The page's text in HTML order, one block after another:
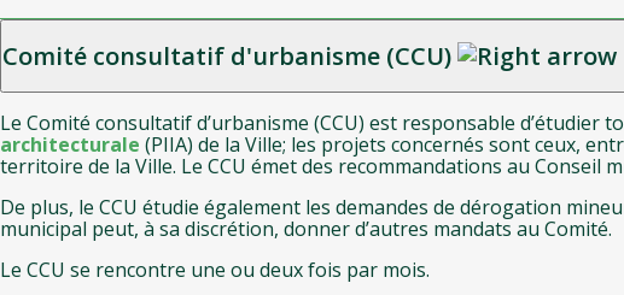
Comité consultatif d'urbanisme (CCU)
Le Comité consultatif d’urbanisme (CCU) est responsable d’étudier
architecturale (PIIA) de la Ville; les projets concernés sont ceux,
territoire de la Ville. Le CCU émet des recommandations au Conseil
De plus, le CCU étudie également les demandes de dérogation
municipal peut, à sa discrétion, donner d’autres mandats au Comité.
Le CCU se rencontre une ou deux fois par mois.